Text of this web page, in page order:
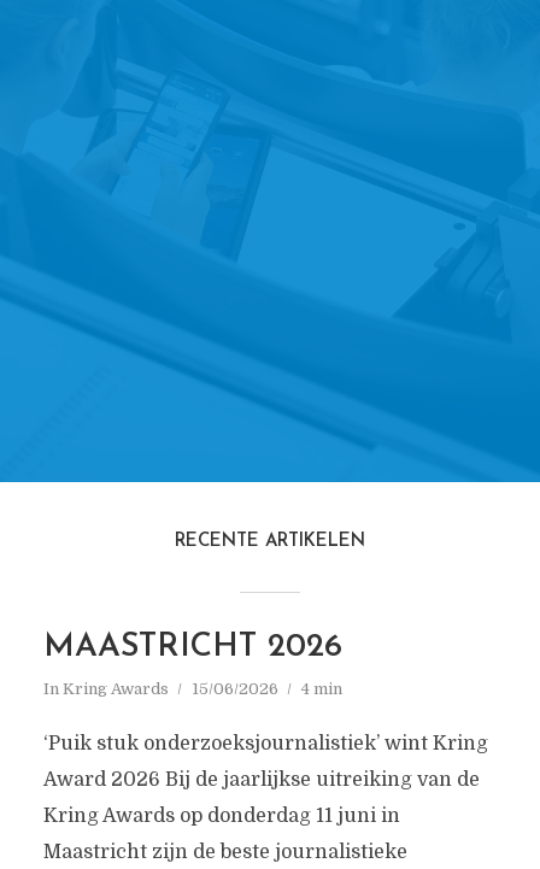
RECENTE ARTIKELEN
MAASTRICHT 2026
In Kring Awards 15/06/2026 4 min
‘Puik stuk onderzoeksjournalistiek’ wint Kring
Award 2026 Bij de jaarlijkse uitreiking van de
Kring Awards op donderdag 11 juni in
Maastricht zijn de beste journalistieke